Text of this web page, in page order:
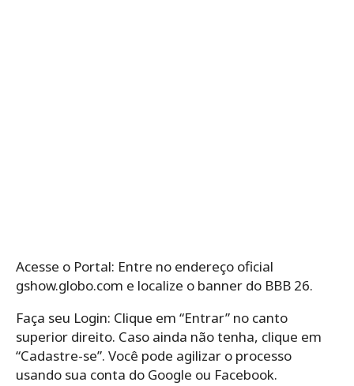
Acesse o Portal: Entre no endereço oficial
gshow.globo.com e localize o banner do BBB 26.
Faça seu Login: Clique em “Entrar” no canto
superior direito. Caso ainda não tenha, clique em
“Cadastre-se”. Você pode agilizar o processo
usando sua conta do Google ou Facebook.